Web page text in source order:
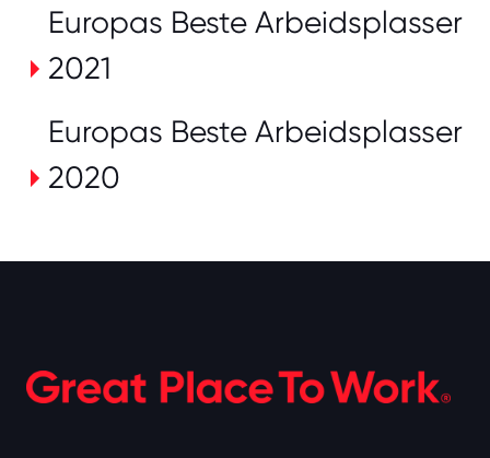
Europas Beste Arbeidsplasser
2021
Europas Beste Arbeidsplasser
2020